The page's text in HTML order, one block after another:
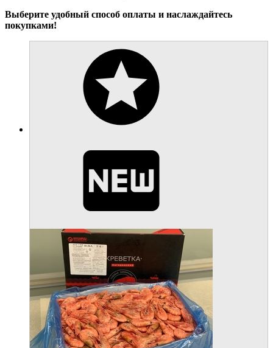
Выберите удобный способ оплаты и наслаждайтесь
покупками!